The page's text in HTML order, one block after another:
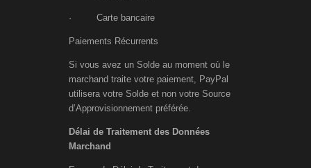
· Carte bancaire
Paiements Récurrents
Si vous avez un Solde au moment où le
marchand traite votre paiement, PayPal
utilisera votre Solde et non votre Source
d’Approvisionnement préférée.
Délai de Traitement des Données
Marchand